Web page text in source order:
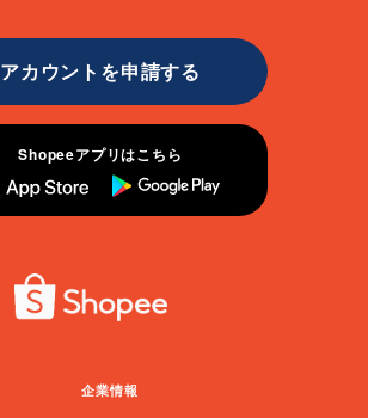
アカウントを申請する
Shopeeアプリはこちら
企業情報